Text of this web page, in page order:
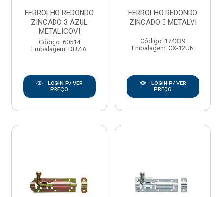
FERROLHO REDONDO
ZINCADO 3 AZUL
METALICOVI
Código: 60514
Embalagem: DUZIA
LOGIN P/ VER
PREÇO
FERROLHO REDONDO
ZINCADO 3 METALVI
Código: 174339
Embalagem: CX-12UN
LOGIN P/ VER
PREÇO